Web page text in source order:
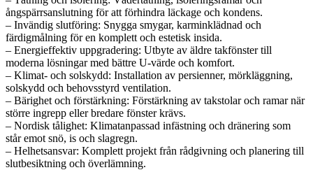
ångspärrsanslutning för att förhindra läckage och kondens.
– Invändig slutföring: Snygga smygar, karminklädnad och
färdigmålning för en komplett och estetisk insida.
– Energieffektiv uppgradering: Utbyte av äldre takfönster till
moderna lösningar med bättre U-värde och komfort.
– Klimat- och solskydd: Installation av persienner, mörkläggning,
solskydd och behovsstyrd ventilation.
– Bärighet och förstärkning: Förstärkning av takstolar och ramar när
större ingrepp eller bredare fönster krävs.
– Nordisk tålighet: Klimatanpassad infästning och dränering som
står emot snö, is och slagregn.
– Helhetsansvar: Komplett projekt från rådgivning och planering till
slutbesiktning och överlämning.